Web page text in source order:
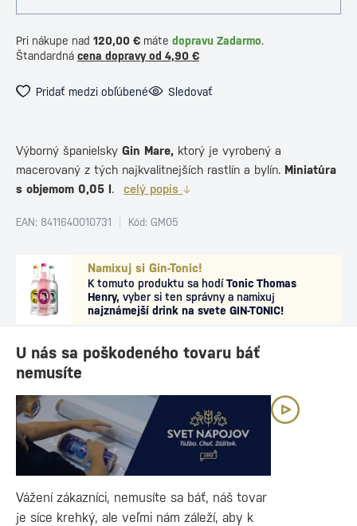
Pri nákupe nad 120,00 € máte dopravu Zadarmo.
Štandardná cena dopravy od 4,90 €
Pridať medzi obľúbené Sledovať
Namixuj si Gin-Tonic!
K tomuto produktu sa hodíTonic Thomas
Henry, vyber si ten správny a namixuj
najznámejší drink na svete GIN-TONIC!
Výborný španielsky Gin Mare, ktorý je vyrobený a
macerovaný z tých najkvalitnejších rastlín a bylín. Miniatúra
s objemom 0,05 l. celý popis
EAN: 8411640010731 Kód: GM05
U nás sa poškodeného tovaru báť
nemusíte
Vážení zákazníci, nemusíte sa báť, náš tovar
je síce krehký, ale veľmi nám záleží, aby k